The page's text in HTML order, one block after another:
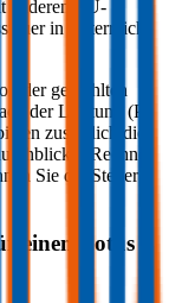
anderen EU-
in Österreich
der gewählten
der Leistung (PS
zusätzlich die
Rechner
Sie die Steuer
einen
Lotus